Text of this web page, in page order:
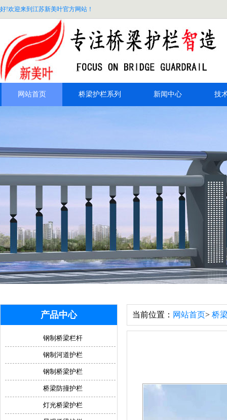
好!欢迎来到江苏新美叶官方网站！
网站首页 桥梁护栏系列 新闻中心 技
当前位置： 网站首页> 桥
产品中心
钢制桥梁栏杆
钢制河道护栏
钢制桥梁护栏
桥梁防撞护栏
灯光桥梁护栏